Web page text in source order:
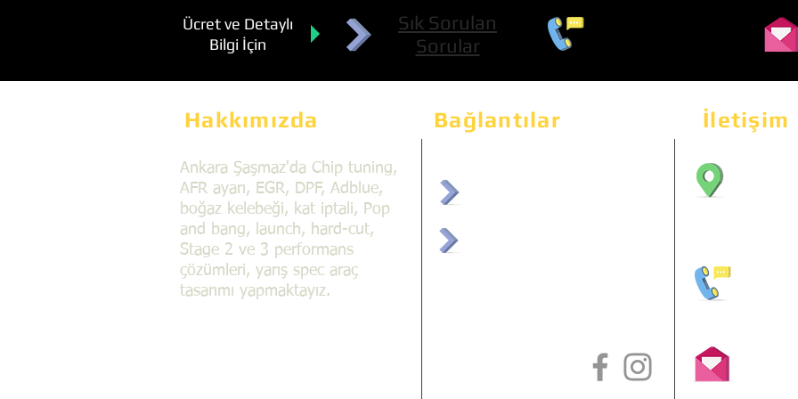
Ücret ve Detaylı
Bilgi İçin
Sık Sorulan
Sorular
Hakkımızda Bağlantılar İletişim
Ankara Şaşmaz'da Chip tuning,
AFR ayarı, EGR, DPF, Adblue,
boğaz kelebeği, kat iptali, Pop
and bang, launch, hard-cut,
Stage 2 ve 3 performans
çözümleri, yarış spec araç
tasarımı yapmaktayız.